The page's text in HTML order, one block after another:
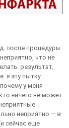
после процедуры
что не
результат,
я эту пытку
у меня
ничего не может
неприятно — в
сейчас еще